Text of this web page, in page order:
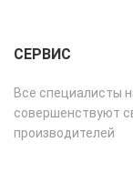
СЕРВИС
Все специалисты
совершенствуют
производителей